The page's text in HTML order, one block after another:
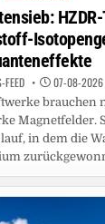
FEED 07-08-2026
brauchen
Magnetfelder.
in dem die